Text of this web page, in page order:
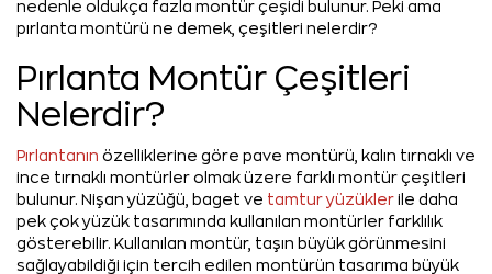
nedenle oldukça fazla montür çeşidi bulunur. Peki ama
pırlanta montürü ne demek, çeşitleri nelerdir?
Pırlanta Montür Çeşitleri
Nelerdir?
Pırlantanın özelliklerine göre pave montürü, kalın tırnaklı ve
ince tırnaklı montürler olmak üzere farklı montür çeşitleri
bulunur. Nişan yüzüğü, baget ve tamtur yüzükler ile daha
pek çok yüzük tasarımında kullanılan montürler farklılık
gösterebilir. Kullanılan montür, taşın büyük görünmesini
sağlayabildiği için tercih edilen montürün tasarıma büyük